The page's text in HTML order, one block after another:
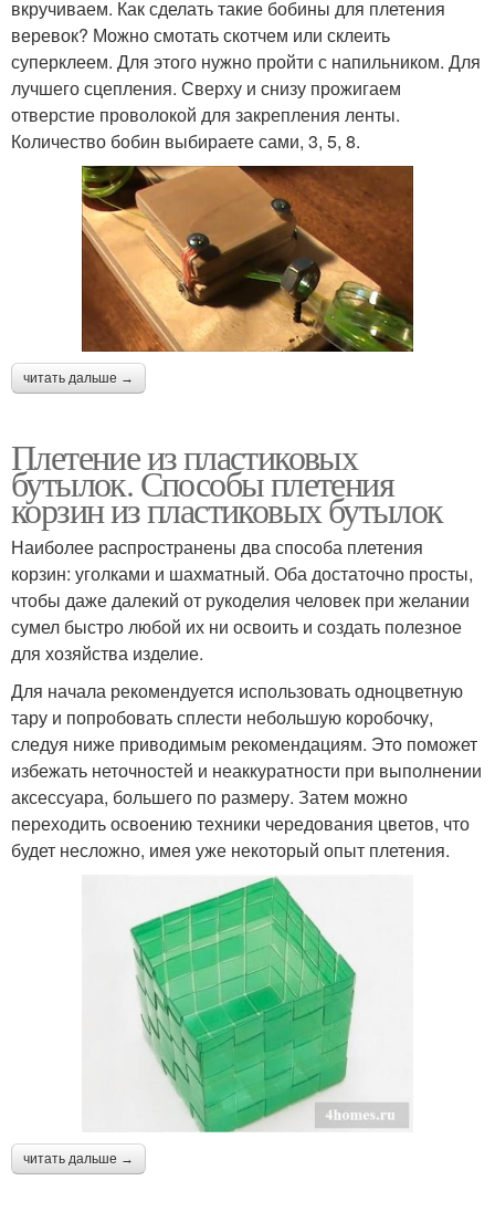
вкручиваем. Как сделать такие бобины для плетения
веревок? Можно смотать скотчем или склеить
суперклеем. Для этого нужно пройти с напильником. Для
лучшего сцепления. Сверху и снизу прожигаем
отверстие проволокой для закрепления ленты.
Количество бобин выбираете сами, 3, 5, 8.
читать дальше →
Плетение из пластиковых
бутылок. Способы плетения
корзин из пластиковых бутылок
Наиболее распространены два способа плетения
корзин: уголками и шахматный. Оба достаточно просты,
чтобы даже далекий от рукоделия человек при желании
сумел быстро любой их ни освоить и создать полезное
для хозяйства изделие.
Для начала рекомендуется использовать одноцветную
тару и попробовать сплести небольшую коробочку,
следуя ниже приводимым рекомендациям. Это поможет
избежать неточностей и неаккуратности при выполнении
аксессуара, большего по размеру. Затем можно
переходить освоению техники чередования цветов, что
будет несложно, имея уже некоторый опыт плетения.
читать дальше →